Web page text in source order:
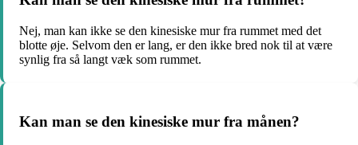
Nej, man kan ikke se den kinesiske mur fra rummet med det
blotte øje. Selvom den er lang, er den ikke bred nok til at være
synlig fra så langt væk som rummet.
Kan man se den kinesiske mur fra månen?